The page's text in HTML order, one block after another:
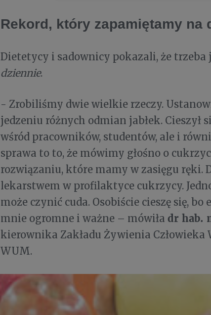
Rekord, który zapamiętamy na
Dietetycy i sadownicy pokazali, że
dziennie.
- Zrobiliśmy dwie wielkie rzeczy.
jedzeniu różnych odmian jabłek. Cieszył
wśród pracowników, studentów, ale i
sprawa to to, że mówimy głośno o
rozwiązaniu, które mamy w zasięgu ręki.
lekarstwem w profilaktyce cukrzycy.
może czynić cuda. Osobiście cieszę się,
mnie ogromne i ważne – mówiła dr hab.
kierownika Zakładu Żywienia Człowieka
WUM.